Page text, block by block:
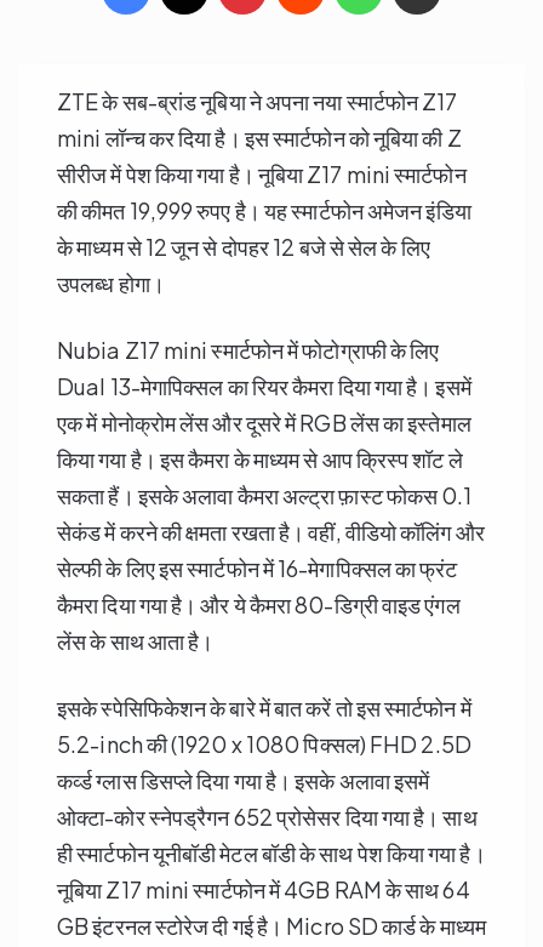
ZTE के सब-ब्रांड नूबिया ने अपना नया स्मार्टफोन Z17
mini लॉन्च कर दिया है। इस स्मार्टफोन को नूबिया की Z
सीरीज में पेश किया गया है। नूबिया Z17 mini स्मार्टफोन
की कीमत 19,999 रुपए है। यह स्मार्टफोन अमेजन इंडिया
के माध्यम से 12 जून से दोपहर 12 बजे से सेल के लिए
उपलब्ध होगा।
Nubia Z17 mini स्मार्टफोन में फोटोग्राफी के लिए
Dual 13-मेगापिक्सल का रियर कैमरा दिया गया है। इसमें
एक में मोनोक्रोम लेंस और दूसरे में RGB लेंस का इस्तेमाल
किया गया है। इस कैमरा के माध्यम से आप क्रिस्प शॉट ले
सकता हैं। इसके अलावा कैमरा अल्ट्रा फ़ास्ट फोकस 0.1
सेकंड में करने की क्षमता रखता है। वहीं, वीडियो कॉलिंग और
सेल्फी के लिए इस स्मार्टफोन में 16-मेगापिक्सल का फ्रंट
कैमरा दिया गया है। और ये कैमरा 80-डिग्री वाइड एंगल
लेंस के साथ आता है।
इसके स्पेसिफिकेशन के बारे में बात करें तो इस स्मार्टफोन में
5.2-inch की (1920 x 1080 पिक्सल) FHD 2.5D
कर्व्ड ग्लास डिसप्ले दिया गया है। इसके अलावा इसमें
ओक्टा-कोर स्नेपड्रैगन 652 प्रोसेसर दिया गया है। साथ
ही स्मार्टफोन यूनीबॉडी मेटल बॉडी के साथ पेश किया गया है।
नूबिया Z17 mini स्मार्टफोन में 4GB RAM के साथ 64
GB इंटरनल स्टोरेज दी गई है। Micro SD कार्ड के माध्यम